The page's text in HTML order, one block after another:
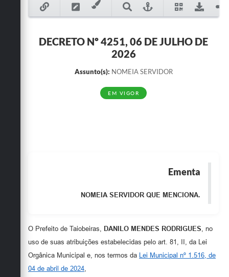
Mapa do Site
Galeria de Vídeos
DECRETO Nº 4251, 06 DE JULHO DE
2026
Assunto(s): NOMEIA SERVIDOR
EM VIGOR
Ementa
NOMEIA SERVIDOR QUE MENCIONA.
O Prefeito de Taiobeiras, DANILO MENDES RODRIGUES, no
uso de suas atribuições estabelecidas pelo art. 81, II, da Lei
Orgânica Municipal e, nos termos da Lei Municipal nº 1.516, de
04 de abril de 2024,